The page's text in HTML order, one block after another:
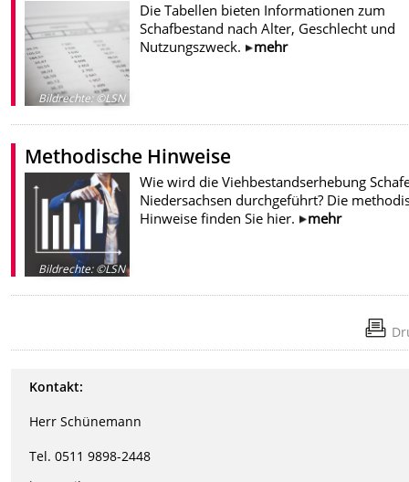
Bildrechte:©LSN
Die Tabellen bieten Informationen zum
Schafbestand nach Alter, Geschlecht und
Nutzungszweck.
mehr
Methodische Hinweise
Bildrechte:©LSN
Wie wird die Viehbestandserhebung
Niedersachsen durchgeführt? Die
Hinweise finden Sie hier.
mehr
Kontakt:
Herr Schünemann
Tel. 0511 9898-2448